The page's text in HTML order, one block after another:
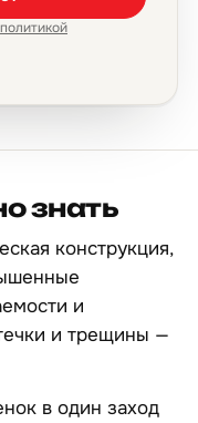
политикой
знать
конструкция,
и
и трещины —
в один заход